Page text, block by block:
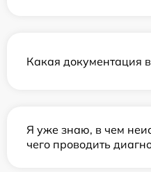
Какая документация
Я уже знаю, в чем
чего проводить